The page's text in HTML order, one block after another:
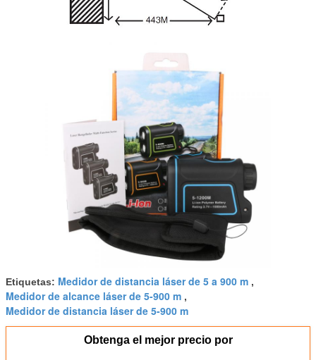
Etiquetas: Medidor de distancia láser de 5 a 900 m ,
Medidor de alcance láser de 5-900 m ,
Medidor de distancia láser de 5-900 m
Obtenga el mejor precio por